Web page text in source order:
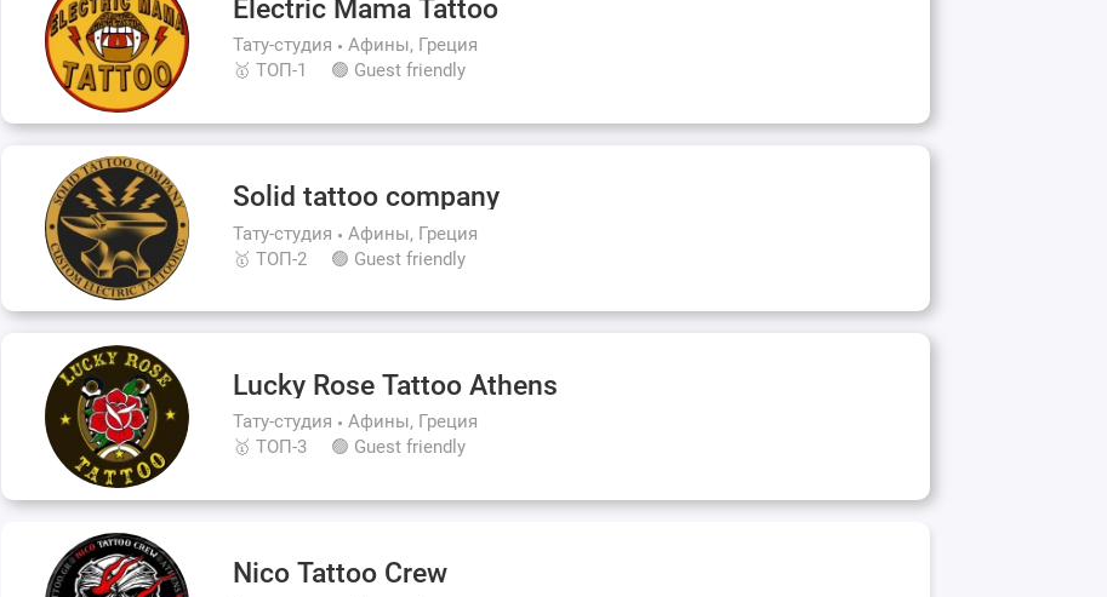
Electric Mama Tattoo
Тату-студия
Афины, Греция
🥇 ТОП-1
🟢 Guest friendly
Solid tattoo company
Тату-студия
Афины, Греция
🥇 ТОП-2
🟢 Guest friendly
Lucky Rose Tattoo Athens
Тату-студия
Афины, Греция
🥇 ТОП-3
🟢 Guest friendly
Nico Tattoo Crew